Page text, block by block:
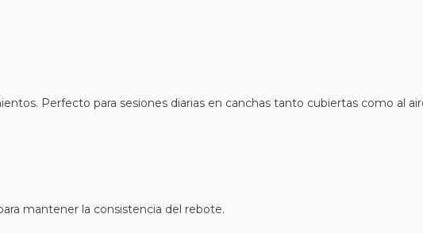
Perfecto para sesiones diarias en canchas tanto cubiertas como al
mantener la consistencia del rebote.